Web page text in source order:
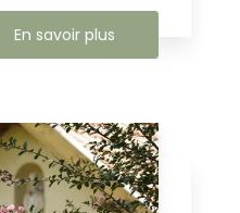
En savoir plus